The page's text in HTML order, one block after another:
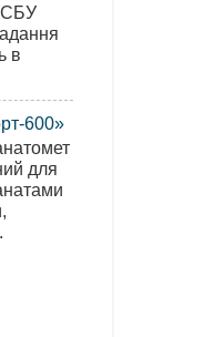
СБУ
в
600»
для